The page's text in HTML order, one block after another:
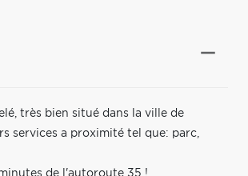
très bien situé dans la ville de
services a proximité tel que: parc,
de l'autoroute 35 !